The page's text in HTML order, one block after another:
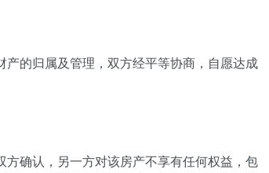
产的归属及管理，双方经平等协商，自愿达成
方确认，另一方对该房产不享有任何权益，包